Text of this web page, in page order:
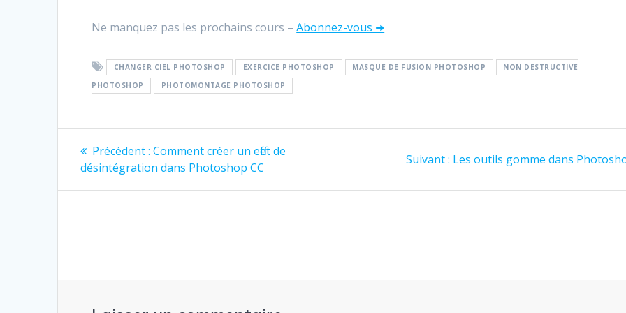
Ne manquez pas les prochains cours –Abonnez-vous ➜
CHANGER CIEL PHOTOSHOP EXERCICE PHOTOSHOP MASQUE DE FUSION PHOTOSHOP
NON DESTRUCTIVE
PHOTOSHOP
PHOTOMONTAGE PHOTOSHOP
Navigation
de
Précédent : Article
précédent
Comment créer un effet de
désintégration dans Photoshop CC
Suivant : Article
:
Les outils gomme dans